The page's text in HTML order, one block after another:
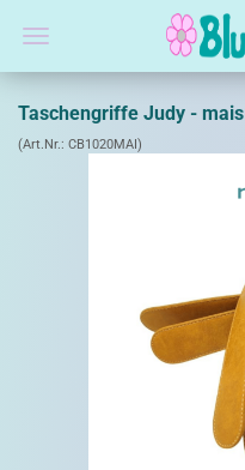
Taschengriffe Judy - mais
(Art.Nr.: CB1020MAI)